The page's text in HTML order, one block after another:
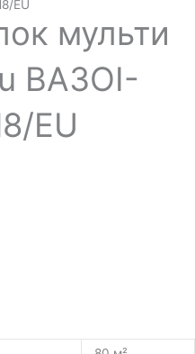
EU
мульти
BA3OI-
EU